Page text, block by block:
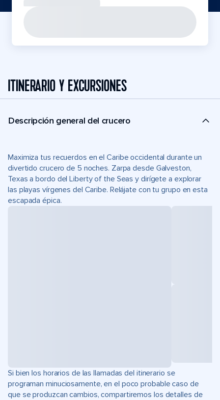
ITINERARIO Y EXCURSIONES
Descripción general del crucero
Maximiza tus recuerdos en el Caribe occidental durante un
divertido crucero de 5 noches. Zarpa desde Galveston,
Texas a bordo del Liberty of the Seas y dirígete a explorar
las playas vírgenes del Caribe. Relájate con tu grupo en esta
escapada épica.
Si bien los horarios de las llamadas del itinerario se
programan minuciosamente, en el poco probable caso de
que se produzcan cambios, compartiremos los detalles de